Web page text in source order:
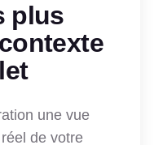
plus
une vue
de votre